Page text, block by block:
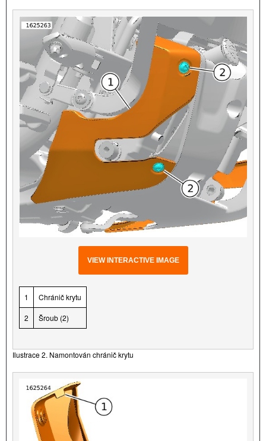
VIEW INTERACTIVE IMAGE
1 Chránič krytu
2 Šroub (2)
Ilustrace 2. Namontován chránič krytu